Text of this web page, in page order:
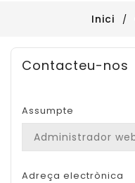
Inici
Contacteu-nos
Assumpte
Adreça electrònica